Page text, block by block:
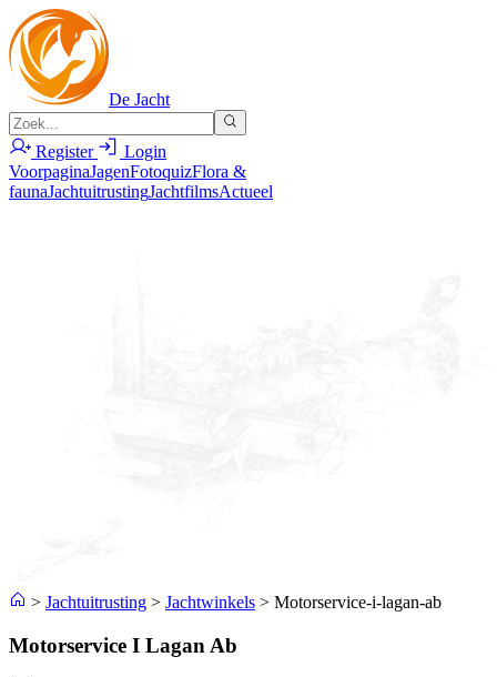
De Jacht
Register
Login
VoorpaginaJagenFotoquizFlora &
faunaJachtuitrustingJachtfilmsActueel
> Jachtuitrusting > Jachtwinkels > Motorservice-i-lagan-ab
Motorservice I Lagan Ab